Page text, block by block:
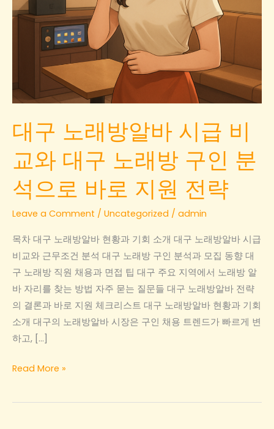
대구 노래방알바 시급 비
교와 대구 노래방 구인 분
석으로 바로 지원 전략
Leave a Comment / Uncategorized / admin
목차 대구 노래방알바 현황과 기회 소개 대구 노래방알바 시급
비교와 근무조건 분석 대구 노래방 구인 분석과 모집 동향 대
구 노래방 직원 채용과 면접 팁 대구 주요 지역에서 노래방 알
바 자리를 찾는 방법 자주 묻는 질문들 대구 노래방알바 전략
의 결론과 바로 지원 체크리스트 대구 노래방알바 현황과 기회
소개 대구의 노래방알바 시장은 구인 채용 트렌드가 빠르게 변
하고, […]
대
노
Read More »